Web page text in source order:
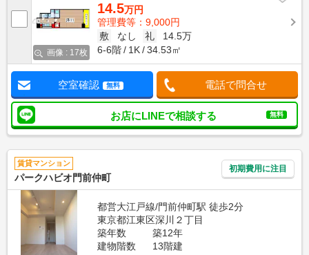
画像 : 17枚
14.5万円
管理費等：9,000円
敷
なし 礼
14.5万
6-6階
1K 34.53㎡
空室確認 無料 電話で問合せ
お店にLINEで相談する 無料
賃貸マンション
パークハビオ門前仲町
初期費用に注目
都営大江戸線/門前仲町駅 徒歩2分
東京都江東区深川２丁目
築年数
築12年
建物階数
13階建